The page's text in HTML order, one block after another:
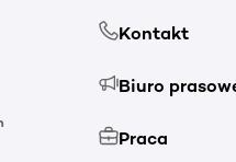
Kontakt
Biuro
Praca